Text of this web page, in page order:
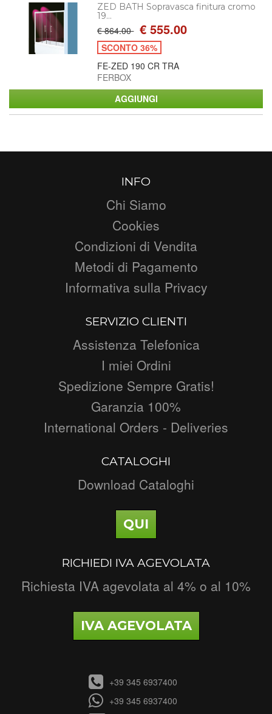
ZED BATH Sopravasca finitura cromo
19...
€ 864.00 € 555.00
SCONTO 36%
FE-ZED 190 CR TRA
FERBOX
INFO
Chi Siamo
Cookies
Condizioni di Vendita
Metodi di Pagamento
Informativa sulla Privacy
SERVIZIO CLIENTI
Assistenza Telefonica
I miei Ordini
Spedizione Sempre Gratis!
Garanzia 100%
International Orders - Deliveries
CATALOGHI
Download Cataloghi
QUI
RICHIEDI IVA AGEVOLATA
Richiesta IVA agevolata al 4% o al 10%
IVA AGEVOLATA
+39 345 6937400
+39 345 6937400